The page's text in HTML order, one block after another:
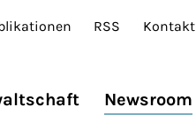
RSS Kontakt
Newsroom